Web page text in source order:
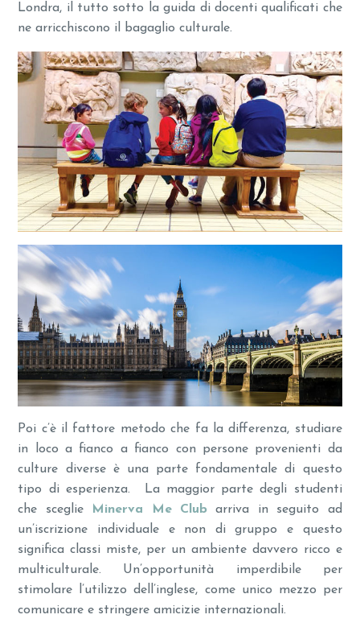
Londra, il tutto sotto la guida di docenti qualificati che
ne arricchiscono il bagaglio culturale.
Poi c’è il fattore metodo che fa la differenza, studiare
in loco a fianco a fianco con persone provenienti da
culture diverse è una parte fondamentale di questo
tipo di esperienza. La maggior parte degli studenti
che sceglie
Minerva Me Club
arriva in seguito ad
un’iscrizione individuale e non di gruppo e questo
significa classi miste, per un ambiente davvero ricco e
multiculturale. Un’opportunità imperdibile per
stimolare l’utilizzo dell’inglese, come unico mezzo per
comunicare e stringere amicizie internazionali.